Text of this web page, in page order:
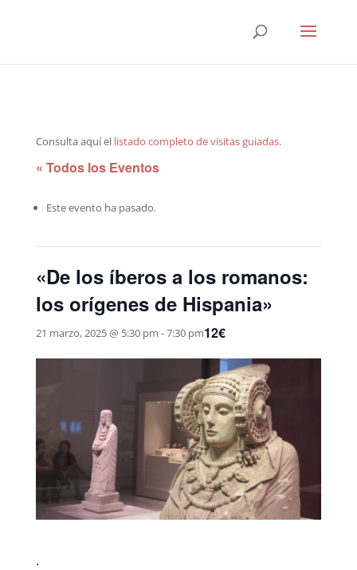
Consulta aquí el listado completo de visitas guiadas.
« Todos los Eventos
Este evento ha pasado.
«De los íberos a los romanos:
los orígenes de Hispania»
21 marzo, 2025 @ 5:30 pm -7:30 pm12€
.